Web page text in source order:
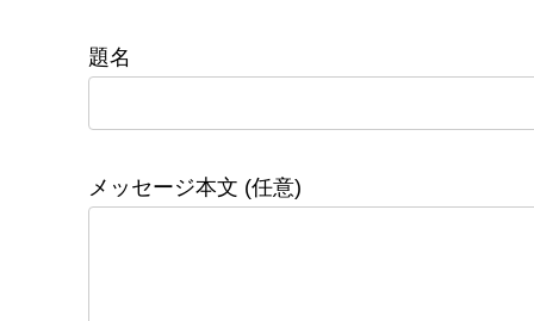
題名
メッセージ本文 (任意)